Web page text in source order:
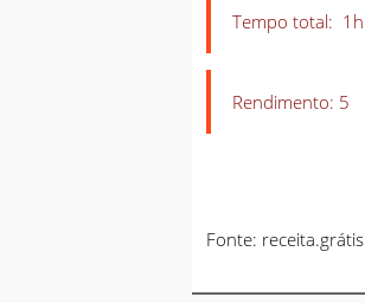
Tempo total: 1h
Rendimento: 5
Fonte: receita.grátis